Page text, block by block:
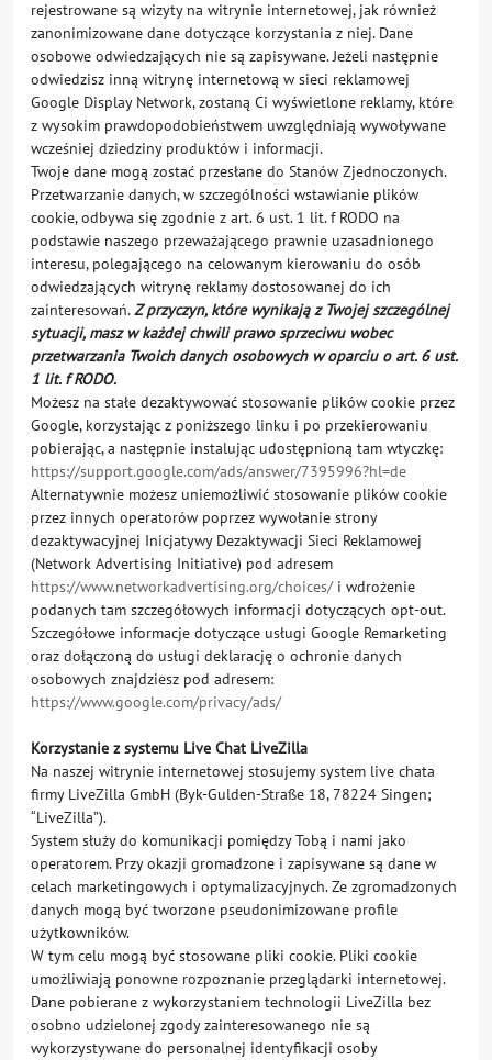
rejestrowane są wizyty na witrynie internetowej, jak również
zanonimizowane dane dotyczące korzystania z niej. Dane
osobowe odwiedzających nie są zapisywane. Jeżeli następnie
odwiedzisz inną witrynę internetową w sieci reklamowej
Google Display Network, zostaną Ci wyświetlone reklamy, które
z wysokim prawdopodobieństwem uwzględniają wywoływane
wcześniej dziedziny produktów i informacji.
Twoje dane mogą zostać przesłane do Stanów Zjednoczonych.
Przetwarzanie danych, w szczególności wstawianie plików
cookie, odbywa się zgodnie z art. 6 ust. 1 lit. f RODO na
podstawie naszego przeważającego prawnie uzasadnionego
interesu, polegającego na celowanym kierowaniu do osób
odwiedzających witrynę reklamy dostosowanej do ich
zainteresowań.Z przyczyn, które wynikają z Twojej szczególnej
sytuacji, masz w każdej chwili prawo sprzeciwu wobec
przetwarzania Twoich danych osobowych w oparciu o art. 6 ust.
1 lit. f RODO.
Możesz na stałe dezaktywować stosowanie plików cookie przez
Google, korzystając z poniższego linku i po przekierowaniu
pobierając, a następnie instalując udostępnioną tam wtyczkę:
https://support.google.com/ads/answer/7395996?hl=de
Alternatywnie możesz uniemożliwić stosowanie plików cookie
przez innych operatorów poprzez wywołanie strony
dezaktywacyjnej Inicjatywy Dezaktywacji Sieci Reklamowej
(Network Advertising Initiative) pod adresem
https://www.networkadvertising.org/choices/i wdrożenie
podanych tam szczegółowych informacji dotyczących opt-out.
Szczegółowe informacje dotyczące usługi Google Remarketing
oraz dołączoną do usługi deklarację o ochronie danych
osobowych znajdziesz pod adresem:
https://www.google.com/privacy/ads/
Korzystanie z systemu Live Chat LiveZilla
Na naszej witrynie internetowej stosujemy system live chata
firmy LiveZilla GmbH (Byk-Gulden-Straße 18, 78224 Singen;
“LiveZilla”).
System służy do komunikacji pomiędzy Tobą i nami jako
operatorem. Przy okazji gromadzone i zapisywane są dane w
celach marketingowych i optymalizacyjnych. Ze zgromadzonych
danych mogą być tworzone pseudonimizowane profile
użytkowników.
W tym celu mogą być stosowane pliki cookie. Pliki cookie
umożliwiają ponowne rozpoznanie przeglądarki internetowej.
Dane pobierane z wykorzystaniem technologii LiveZilla bez
osobno udzielonej zgody zainteresowanego nie są
wykorzystywane do personalnej identyfikacji osoby